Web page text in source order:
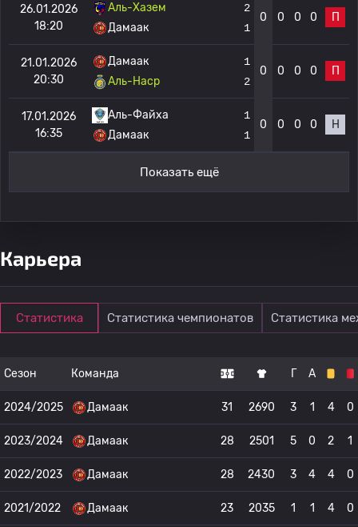
26.01.2026
18:20
Аль-Хазем
Дамаак
2
1
0 0 0 0 П
21.01.2026
20:30
Дамаак
Аль-Наср
1
2
0 0 0 0 П
17.01.2026
16:35
Аль-Файха
Дамаак
1
1
0 0 0 0 Н
Показать ещё
Карьера
Статистика Статистика чемпионатов Статистика
Сезон Команда Г А
2024/2025 Дамаак 31 2690 3 1 4 0
2023/2024 Дамаак 28 2501 5 0 2 1
2022/2023 Дамаак 28 2430 3 4 4 0
2021/2022 Дамаак 23 2035 1 1 4 0